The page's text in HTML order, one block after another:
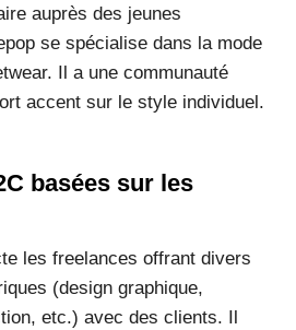
auprès des jeunes
se spécialise dans la mode
Il a une communauté
accent sur le style individuel.
basées sur les
les freelances offrant divers
(design graphique,
etc.) avec des clients. Il